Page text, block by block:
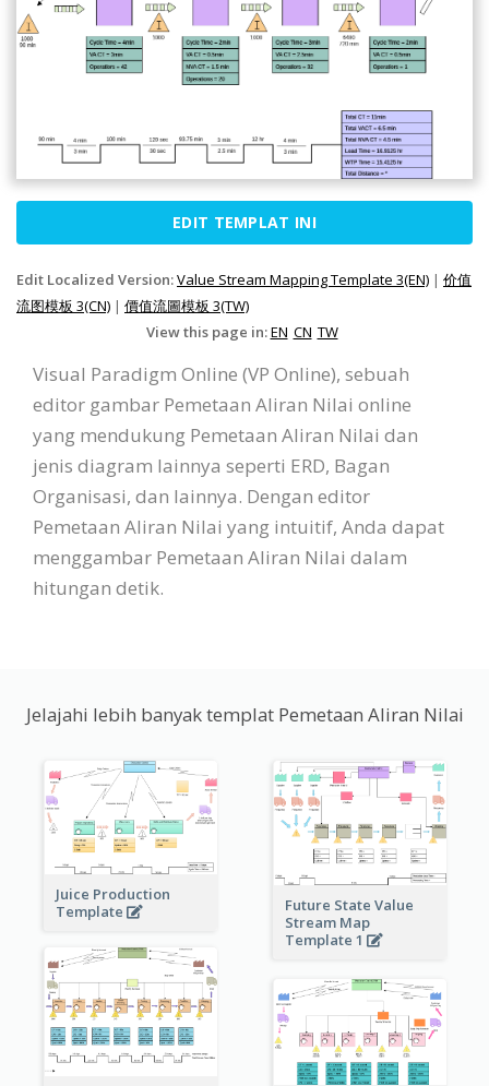
EDIT TEMPLAT INI
Edit Localized Version:Value Stream Mapping Template 3(EN) | 价值
流图模板 3(CN) | 價值流圖模板 3(TW)
View this page in:EN CN TW
Visual Paradigm Online (VP Online), sebuah
editor gambar Pemetaan Aliran Nilai online
yang mendukung Pemetaan Aliran Nilai dan
jenis diagram lainnya seperti ERD, Bagan
Organisasi, dan lainnya. Dengan editor
Pemetaan Aliran Nilai yang intuitif, Anda dapat
menggambar Pemetaan Aliran Nilai dalam
hitungan detik.
Jelajahi lebih banyak templat Pemetaan Aliran Nilai
Juice Production
Template
Future State Value
Stream Map
Template 1